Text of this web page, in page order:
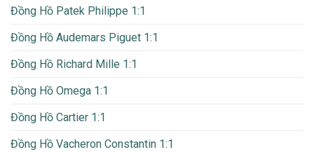
Đồng Hồ Patek Philippe 1:1
Đồng Hồ Audemars Piguet 1:1
Đồng Hồ Richard Mille 1:1
Đồng Hồ Omega 1:1
Đồng Hồ Cartier 1:1
Đồng Hồ Vacheron Constantin 1:1